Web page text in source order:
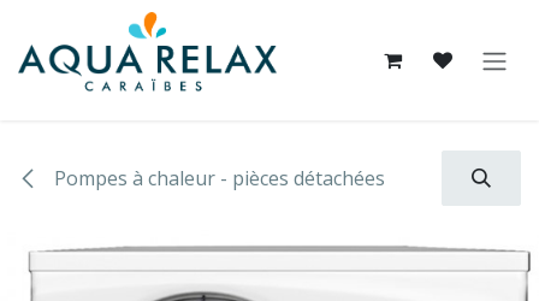
Se rendre au contenu
Pompes à chaleur - pièces détachées